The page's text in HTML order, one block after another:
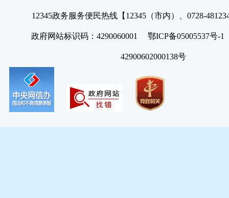
12345政务服务便民热线【12345（市内）、0728-
政府网站标识码：4290060001 鄂ICP备05005537号
42900602000138号